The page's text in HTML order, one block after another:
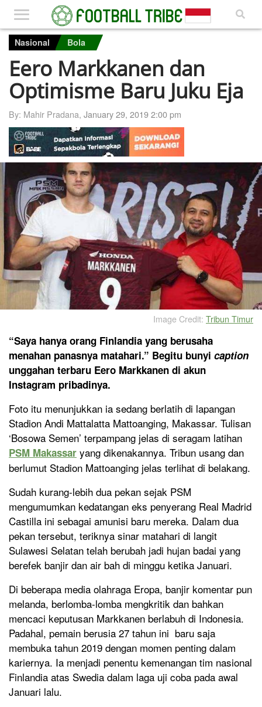
Nasional Bola
Eero Markkanen dan
Optimisme Baru Juku Eja
By: Mahir Pradana, January 29, 2019 2:00 pm
Image Credit: Tribun Timur
“Saya hanya orang Finlandia yang berusaha
menahan panasnya matahari.” Begitu bunyi caption
unggahan terbaru Eero Markkanen di akun
Instagram pribadinya.
Foto itu menunjukkan ia sedang berlatih di lapangan
Stadion Andi Mattalatta Mattoanging, Makassar. Tulisan
‘Bosowa Semen’ terpampang jelas di seragam latihan
PSM Makassar yang dikenakannya. Tribun usang dan
berlumut Stadion Mattoanging jelas terlihat di belakang.
Sudah kurang-lebih dua pekan sejak PSM
mengumumkan kedatangan eks penyerang Real Madrid
Castilla ini sebagai amunisi baru mereka. Dalam dua
pekan tersebut, teriknya sinar matahari di langit
Sulawesi Selatan telah berubah jadi hujan badai yang
berefek banjir dan air bah di minggu ketika Januari.
Di beberapa media olahraga Eropa, banjir komentar pun
melanda, berlomba-lomba mengkritik dan bahkan
mencaci keputusan Markkanen berlabuh di Indonesia.
Padahal, pemain berusia 27 tahun ini baru saja
membuka tahun 2019 dengan momen penting dalam
kariernya. Ia menjadi penentu kemenangan tim nasional
Finlandia atas Swedia dalam laga uji coba pada awal
Januari lalu.